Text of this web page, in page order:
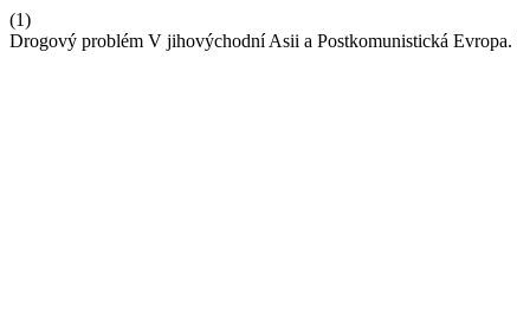
(1)
Drogový problém V jihovýchodní Asii a Postkomunistická Evropa.